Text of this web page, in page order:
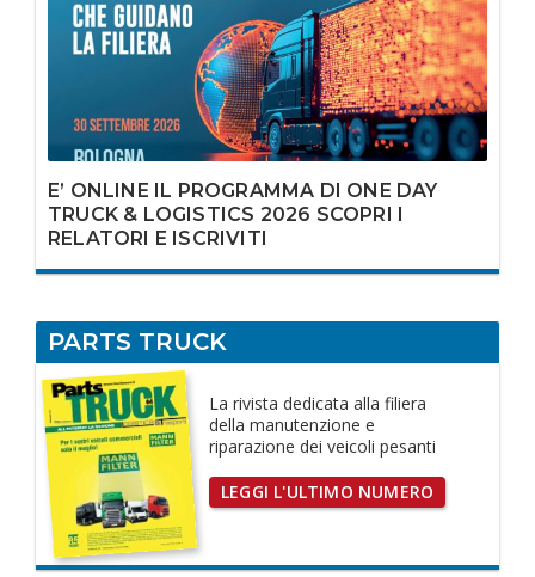
E’ ONLINE IL PROGRAMMA DI ONE DAY
TRUCK & LOGISTICS 2026 SCOPRI I
RELATORI E ISCRIVITI
PARTS TRUCK
La rivista dedicata alla filiera
della manutenzione e
riparazione dei veicoli pesanti
LEGGI L'ULTIMO NUMERO